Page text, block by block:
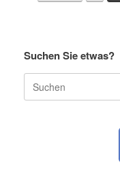
Suchen Sie etwas?
nach: